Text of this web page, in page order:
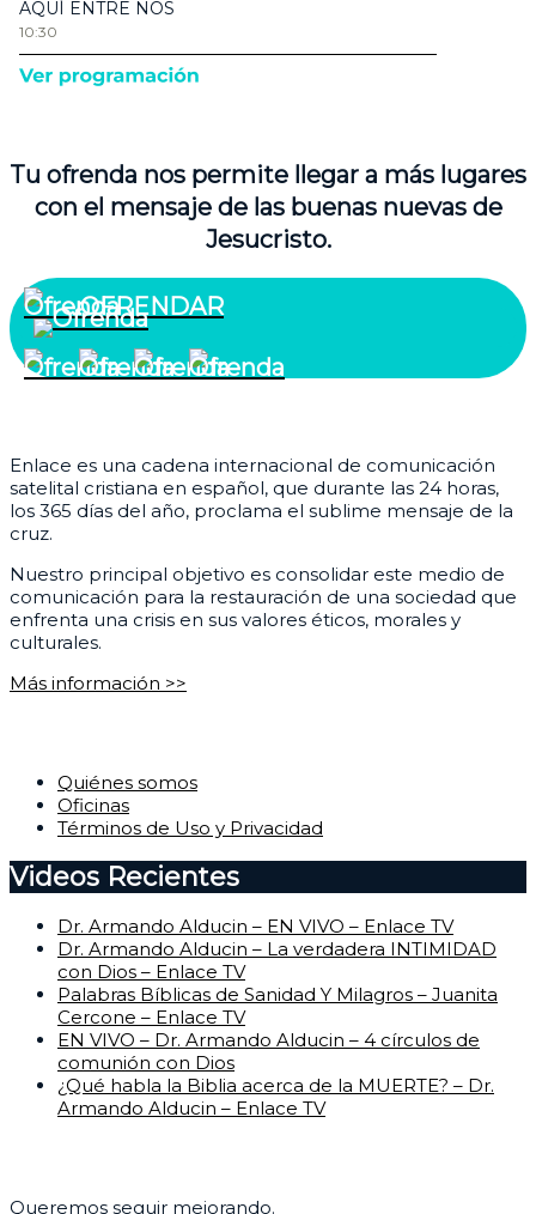
Tu ofrenda nos permite llegar a más lugares
con el mensaje de las buenas nuevas de
Jesucristo.
OFRENDAR
Enlace es una cadena internacional de comunicación
satelital cristiana en español, que durante las 24 horas,
los 365 días del año, proclama el sublime mensaje de la
cruz.
Nuestro principal objetivo es consolidar este medio de
comunicación para la restauración de una sociedad que
enfrenta una crisis en sus valores éticos, morales y
culturales.
Más información >>
Quiénes somos
Oficinas
Términos de Uso y Privacidad
Videos Recientes
Dr. Armando Alducin – EN VIVO – Enlace TV
Dr. Armando Alducin – La verdadera INTIMIDAD
con Dios – Enlace TV
Palabras Bíblicas de Sanidad Y Milagros – Juanita
Cercone – Enlace TV
EN VIVO – Dr. Armando Alducin – 4 círculos de
comunión con Dios
¿Qué habla la Biblia acerca de la MUERTE? – Dr.
Armando Alducin – Enlace TV
Queremos seguir mejorando.